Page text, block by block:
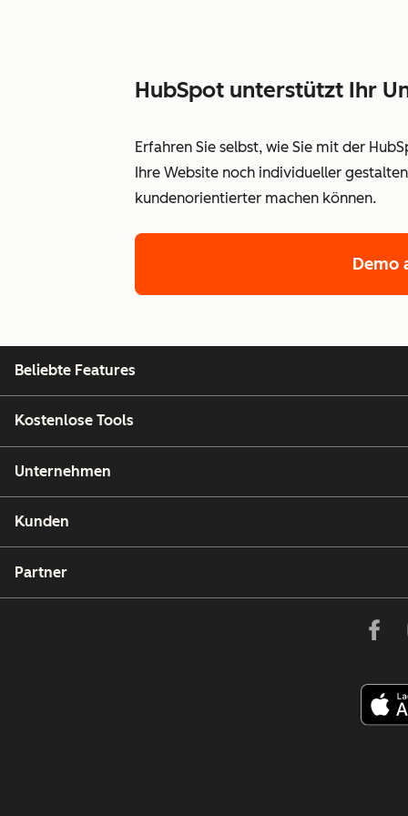
HubSpot unterstützt Ihr
Erfahren Sie selbst, wie Sie mit der
Ihre Website noch individueller
kundenorientierter machen können.
Demo
Beliebte Features
Kostenlose Tools
Unternehmen
Kunden
Partner